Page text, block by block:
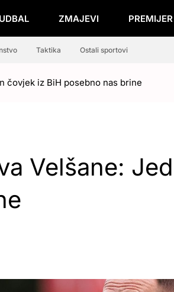
ZMAJEVI
Taktika Ostali sportovi
čovjek iz BiH posebno nas brine
Velšane: